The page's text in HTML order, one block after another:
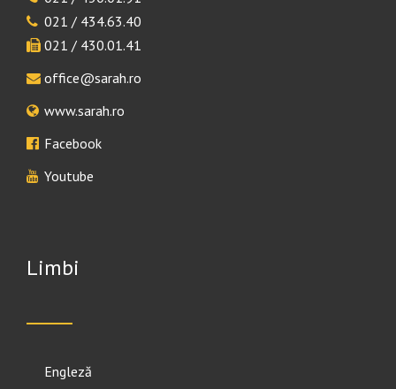
021 / 434.63.40
021 / 430.01.41
office@sarah.ro
www.sarah.ro
Facebook
Youtube
Limbi
English